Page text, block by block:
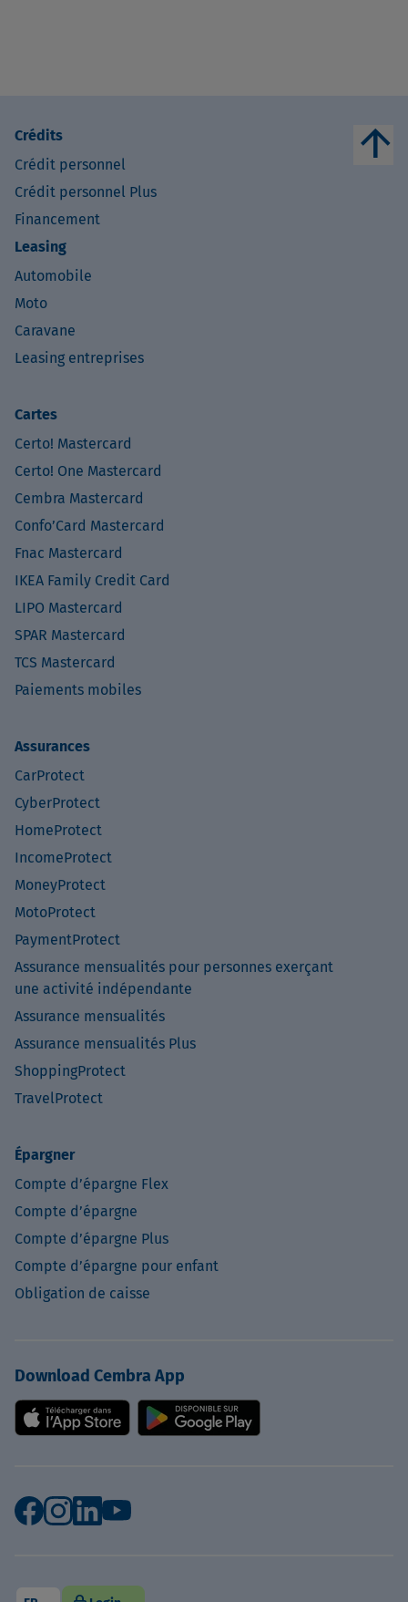
Crédits
Crédit personnel
Crédit personnel Plus
Financement
Leasing
Automobile
Moto
Caravane
Leasing entreprises
Cartes
Certo! Mastercard
Certo! One Mastercard
Cembra Mastercard
Confo’Card Mastercard
Fnac Mastercard
IKEA Family Credit Card
LIPO Mastercard
SPAR Mastercard
TCS Mastercard
Paiements mobiles
Assurances
CarProtect
CyberProtect
HomeProtect
IncomeProtect
MoneyProtect
MotoProtect
PaymentProtect
Assurance mensualités pour personnes exerçant
une activité indépendante
Assurance mensualités
Assurance mensualités Plus
ShoppingProtect
TravelProtect
Épargner
Compte d’épargne Flex
Compte d’épargne
Compte d’épargne Plus
Compte d’épargne pour enfant
Obligation de caisse
arrow_upward
Download Cembra App